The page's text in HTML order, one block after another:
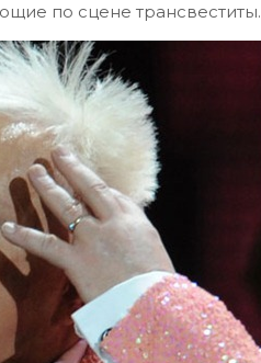
по сцене трансвеститы.